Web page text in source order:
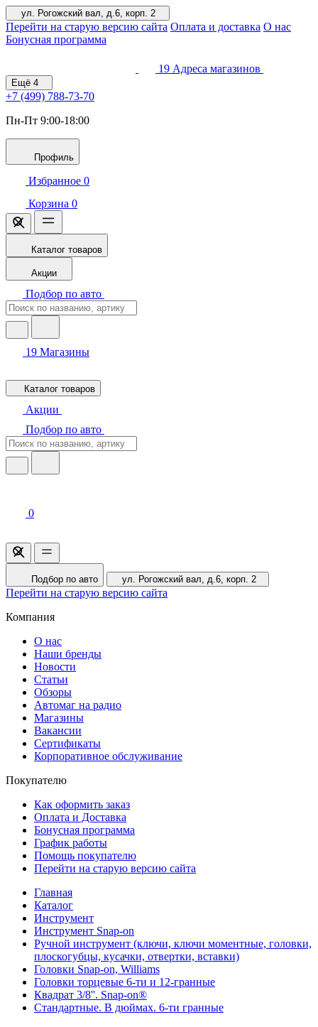
ул. Рогожский вал, д.6, корп. 2
Перейти на старую версию сайта Оплата и доставка О нас
Бонусная программа
19 Адреса магазинов
Ещё 4
+7 (499) 788-73-70
Пн-Пт 9:00-18:00
Профиль
Избранное 0
Корзина 0
Каталог товаров
Акции
Подбор по авто
19 Магазины
Каталог товаров
Акции
Подбор по авто
0
Подбор по авто ул. Рогожский вал, д.6, корп. 2
Перейти на старую версию сайта
Компания
О нас
Наши бренды
Новости
Статьи
Обзоры
Автомаг на радио
Магазины
Вакансии
Сертификаты
Корпоративное обслуживание
Покупателю
Как оформить заказ
Оплата и Доставка
Бонусная программа
График работы
Помощь покупателю
Перейти на старую версию сайта
Главная
Каталог
Инструмент
Инструмент Snap-on
Ручной инструмент (ключи, ключи моментные, головки,
плоскогубцы, кусачки, отвертки, вставки)
Головки Snap-on, Williams
Головки торцевые 6-ти и 12-гранные
Квадрат 3/8''. Snap-on®
Стандартные. В дюймах. 6-ти гранные